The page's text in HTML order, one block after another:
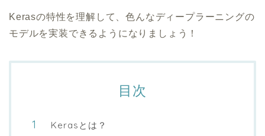
Kerasの特性を理解して、色んなディープラーニングの
モデルを実装できるようになりましょう！
目次
Kerasとは？